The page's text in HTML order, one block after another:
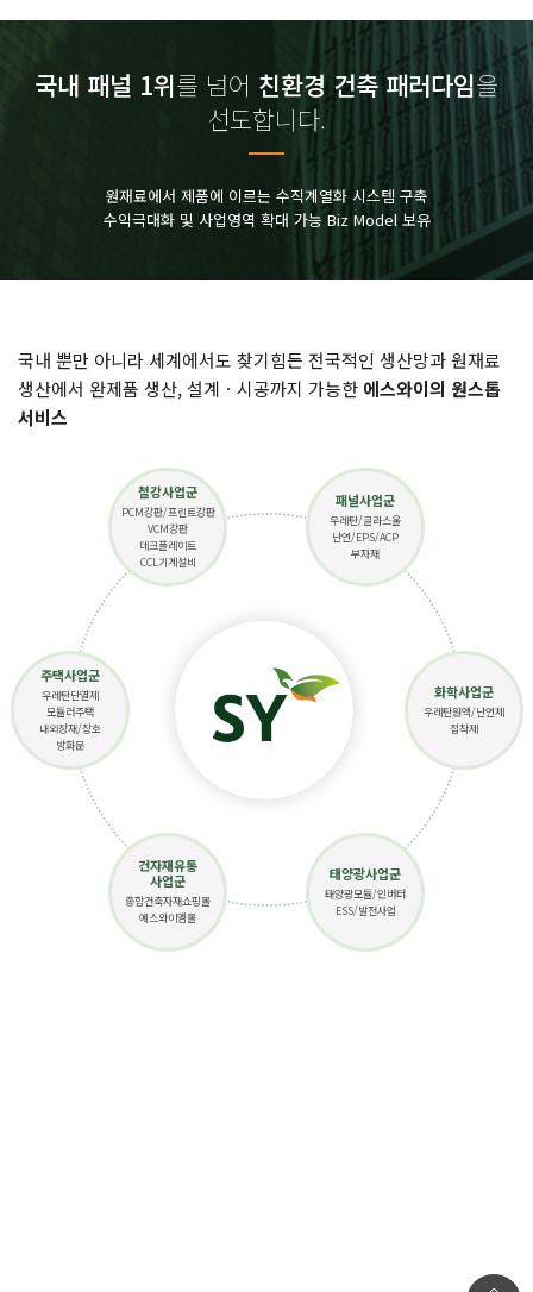
국내 패널 1위를 넘어 친환경 건축 패러다임을
선도합니다.
원재료에서 제품에 이르는 수직계열화 시스템 구축
수익극대화 및 사업영역 확대 가능 Biz Model 보유
국내 뿐만 아니라 세계에서도 찾기힘든 전국적인 생산망과 원재료
생산에서 완제품 생산, 설계ㆍ시공까지 가능한 에스와이의 원스톱
서비스
철강사업군
PCM강판/프린트강판
VCM강판
데크플레이트
CCL기계설비
패널사업군
우레탄/글라스울
난연/EPS/ACP
부자재
주택사업군
우레탄단열제
모듈러주택
내외장재/창호
방화문
화학사업군
우레탄원액/난연제
접착제
건자재유통
사업군
종합건축자재쇼핑몰
에스와이엠몰
태양광사업군
태양광모듈/인버터
ESS/발전사업